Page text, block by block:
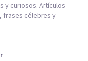
y curiosos. Artículos
frases célebres y